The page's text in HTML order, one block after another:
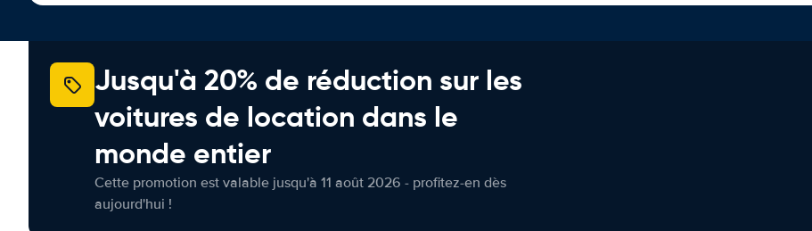
Jusqu'à 20% de réduction sur les
voitures de location dans le
monde entier
Cette promotion est valable jusqu'à 11 août 2026 - profitez-en dès
aujourd'hui !